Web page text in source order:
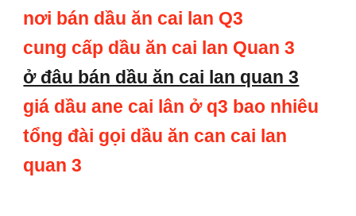
nơi bán dầu ăn cai lan Q3
cung cấp dầu ăn cai lan Quan 3
ở đâu bán dầu ăn cai lan quan 3
giá dầu ane cai lân ở q3 bao nhiêu
tổng đài gọi dầu ăn can cai lan
quan 3